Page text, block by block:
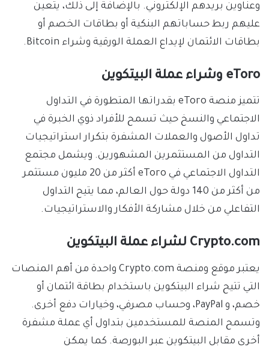
وعناوين بريدهم الإلكتروني. بالإضافة إلى ذلك، يتعين
عليهم ربط حساباتهم البنكية أو بطاقات الخصم أو
بطاقات الائتمان لإيداع العملة الورقية وشراء Bitcoin.
eToro وشراء عملة البيتكوين
تتميز منصة eToro بقدراتها المتطورة في التداول
الاجتماعي والنسخ حيث تسمح للأفراد ذوي الخبرة في
تداول الأصول والعملات المشفرة بتكرار استراتيجيات
التداول من المستثمرين المشهورين. ويشمل مجتمع
التداول الاجتماعي في eToro أكثر من 20 مليون مستثمر
من أكثر من 140 دولة حول العالم، مما يتيح التداول
التفاعلي من خلال مشاركة الأفكار والاستراتيجيات.
Crypto.com لشراء عملة البيتكوين
يعتبر موقع ومنصة Crypto.com واحدة من أهم المنصات
التي تتيح شراء البيتكوين باستخدام بطاقة ائتمان أو
خصم، و PayPal، وحساب مصرفي، وخيارات دفع أخرى.
وتسمح المنصة للمستخدمين بتداول أي عملة مشفرة
أخرى مقابل البيتكوين عبر البورصة. كما يمكن